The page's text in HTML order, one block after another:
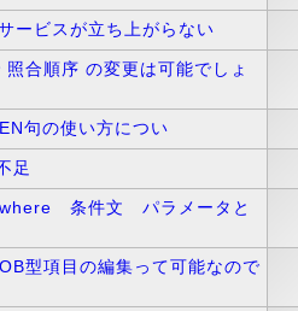
ービスが立ち上がらない
合順序 の変更は可能でしょ
句の使い方につい
足
条件文 パラメータと
型項目の編集って可能なので